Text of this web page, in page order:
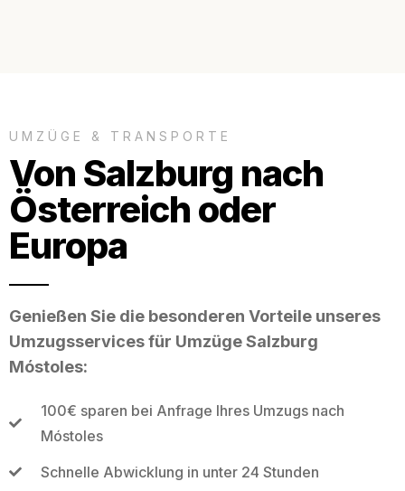
UMZÜGE & TRANSPORTE
Von Salzburg nach
Österreich oder
Europa
Genießen Sie die besonderen Vorteile unseres
Umzugsservices für Umzüge Salzburg
Móstoles:
100€ sparen bei Anfrage Ihres Umzugs nach
Móstoles
Schnelle Abwicklung in unter 24 Stunden